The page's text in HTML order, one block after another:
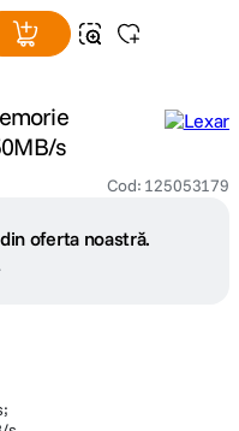
s
Cod: 125053179
oferta noastră.